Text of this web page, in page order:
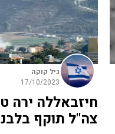
גיל קוקה
17/10/2023
חיזבאללה ירה
צה"ל תוקף בלבנון | 2